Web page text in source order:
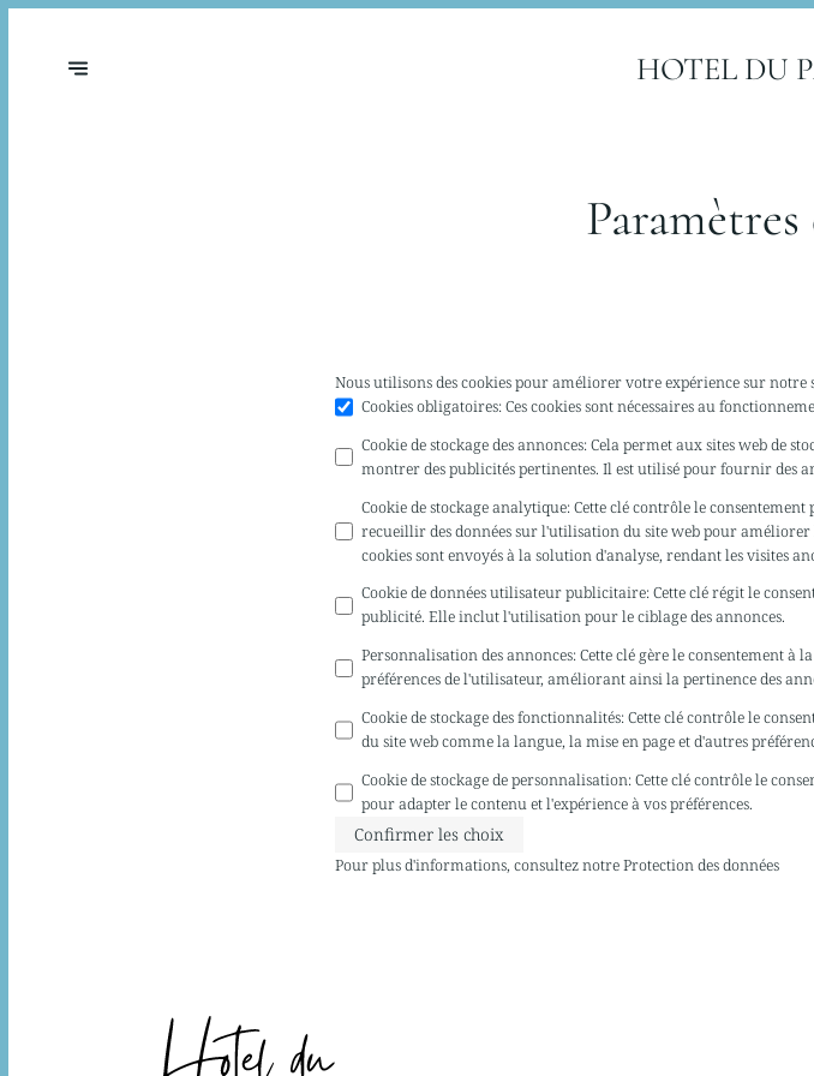
HOTEL DU
Nous utilisons des cookies pour améliorer votre expérience sur notre
Cookies obligatoires:Ces cookies sont nécessaires au
Cookie de stockage des annonces:Cela permet aux sites web de
montrer des publicités pertinentes. Il est utilisé pour fournir des
Cookie de stockage analytique:Cette clé contrôle le
recueillir des données sur l'utilisation du site web pour améliorer
cookies sont envoyés à la solution d'analyse, rendant les visites
Cookie de données utilisateur publicitaire:Cette clé régit le
publicité. Elle inclut l'utilisation pour le ciblage des annonces.
Personnalisation des annonces:Cette clé gère le consentement à
préférences de l'utilisateur, améliorant ainsi la pertinence des
Cookie de stockage des fonctionnalités:Cette clé contrôle le
du site web comme la langue, la mise en page et d'autres
Cookie de stockage de personnalisation:Cette clé contrôle le
pour adapter le contenu et l'expérience à vos préférences.
Confirmer les choix
Pour plus d'informations, consultez notreProtection des données